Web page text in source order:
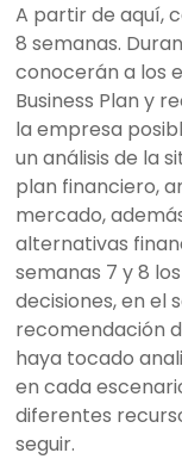
A partir de aquí,
8 semanas.
conocerán a los
Business Plan y
la empresa
un análisis de la
plan financiero,
mercado,
alternativas
semanas 7 y 8
decisiones, en el
recomendación
haya tocado
en cada
diferentes
seguir.